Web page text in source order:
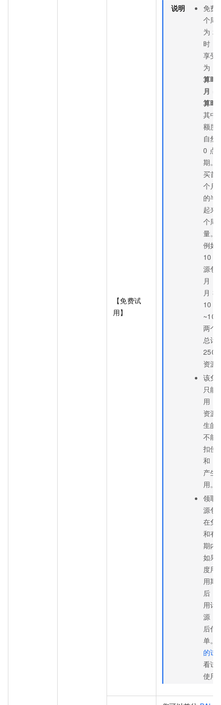
【免费试
用】
说明
免费
个周
为
时，
享受
为：
算时
月 =
算时
其中
额度
自然
0 点
期。
买首
个月
的半
起来
个周
量。
例如
10
源包
月
月 31
10
~10
两个
总计
250
资源
该免
只能
用
资源
生的
不能
扣使
和
产生
用。
领取
源包
在免
和有
期内
如果
度用
用期
后，
用计
源，
后付
单。
的试
看试
使用